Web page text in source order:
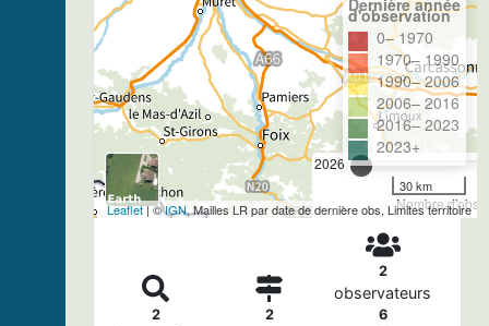
2026
Nombre
d'observation
0– 1970
1970– 1990
1990– 2006
2006– 2016
2016– 2023
2023+
30 km
Leaflet| ©IGN, Mailles LR par date de dernière obs, Limites territoire
2 2
2
observateurs
6